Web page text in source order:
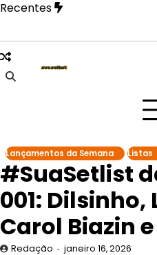
Skip
content
Recentes
a cultura popular no
Lançamentos da Semana Listas
#SuaSetlist
001: Dilsinho,
Carol Biazin
Redação janeiro 16, 2026